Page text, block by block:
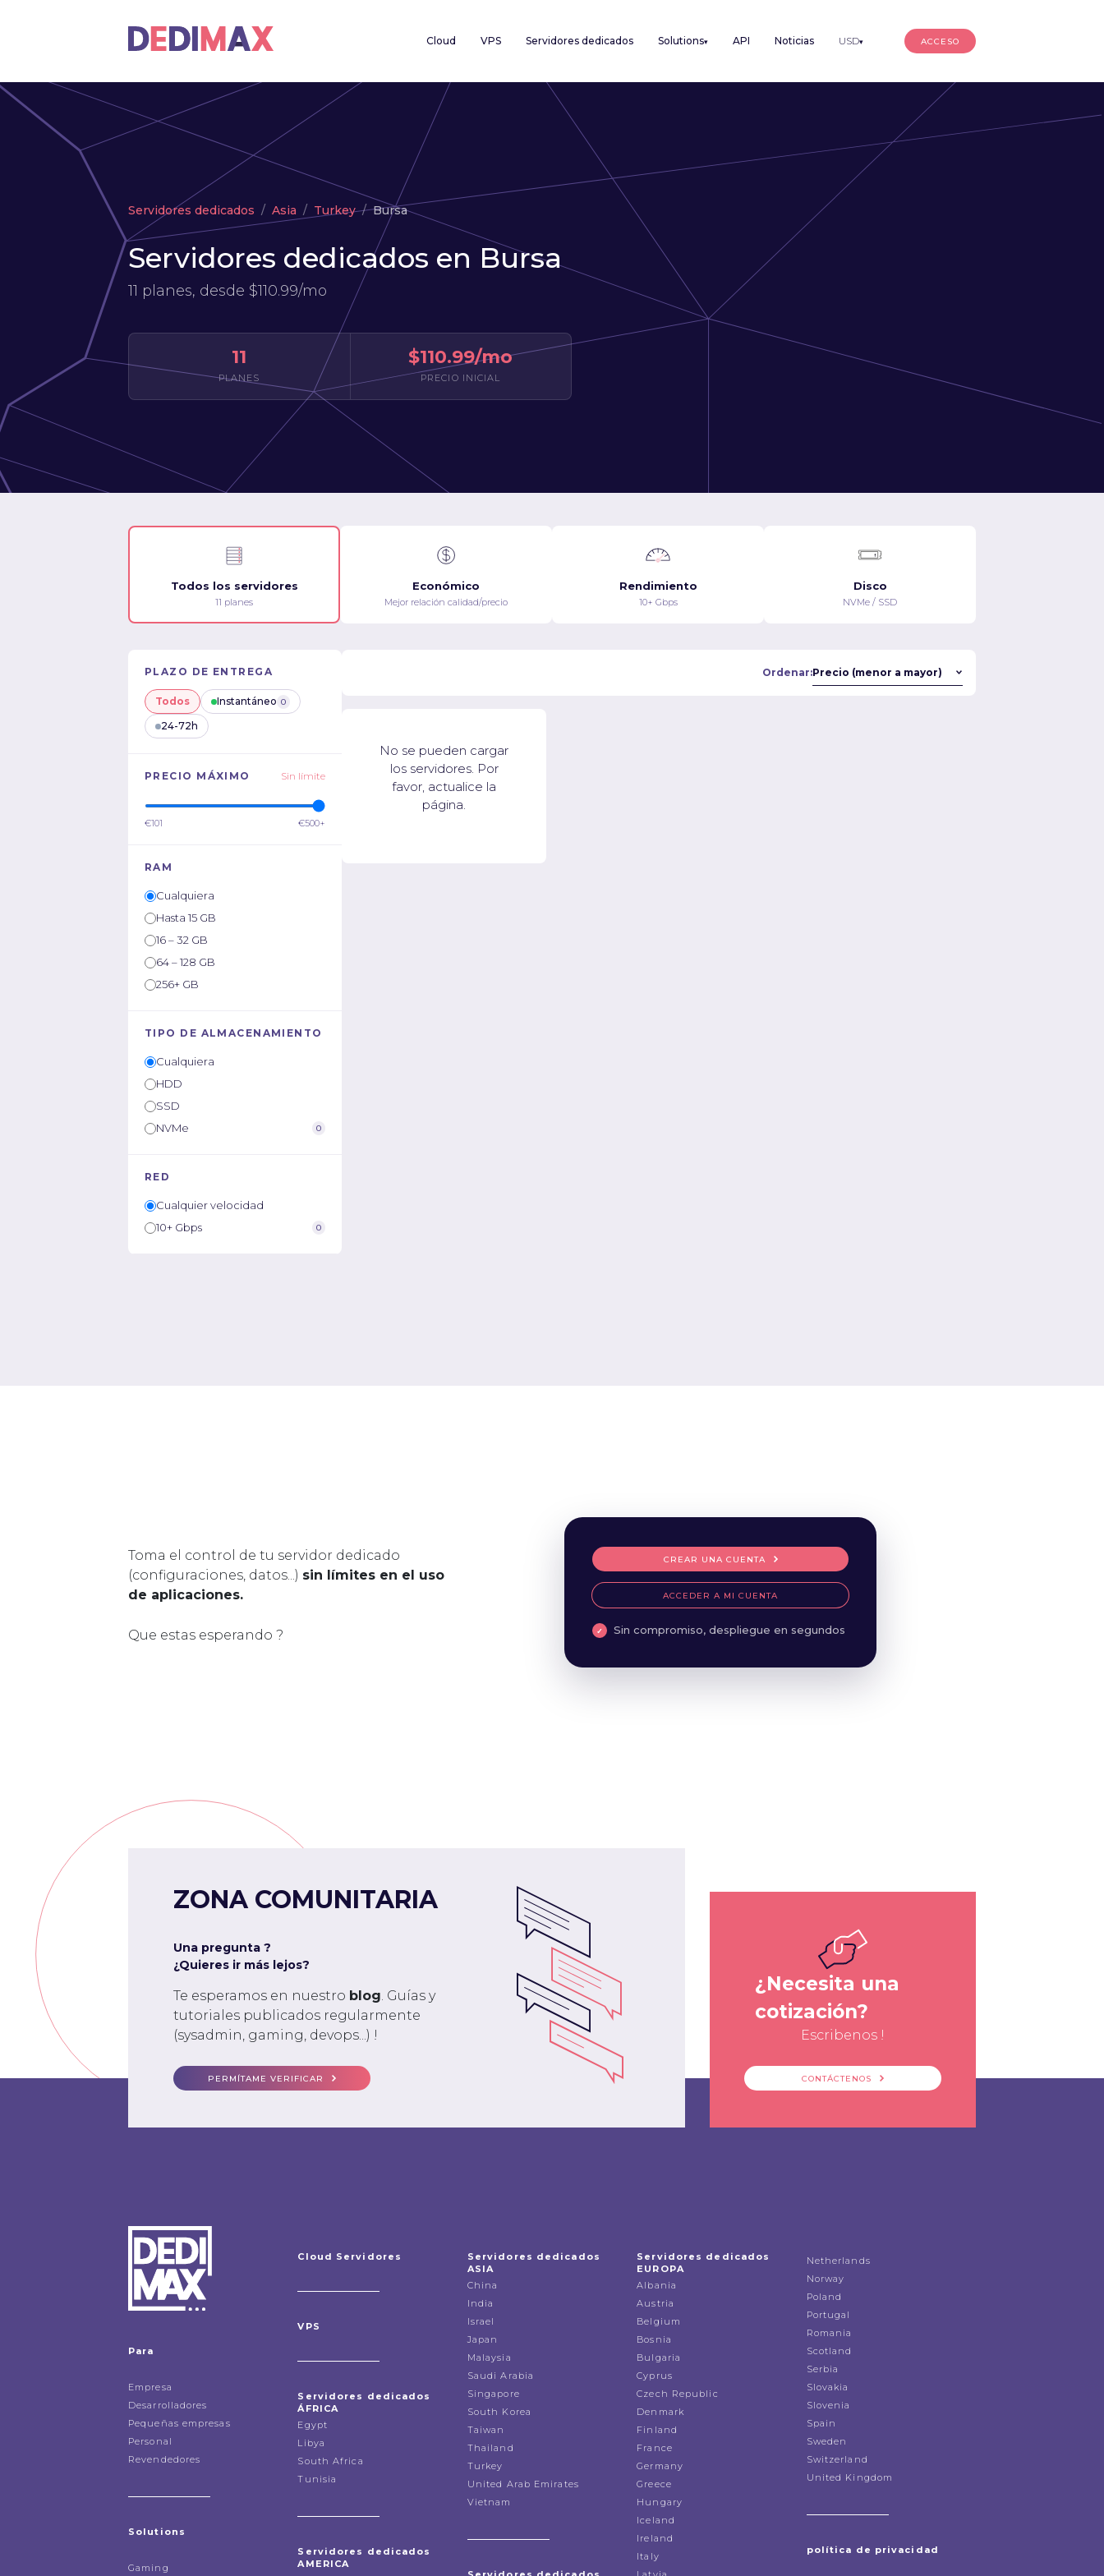
Cloud VPS Servidores dedicados Solutions▾ API Noticias USD▾ ACCESO
Servidores dedicados Asia Turkey Bursa
Servidores dedicados en Bursa
11 planes, desde $110.99/mo
11
PLANES
$110.99/mo
PRECIO INICIAL
Todos los servidores
11 planes
Económico
Mejor relación calidad/precio
Rendimiento
10+ Gbps
Disco
NVMe / SSD
PLAZO DE ENTREGA
Todos Instantáneo 0
24-72h
PRECIO MÁXIMO Sin límite
€101 €500+
RAM
Cualquiera
Hasta 15 GB
16 – 32 GB
64 – 128 GB
256+ GB
TIPO DE ALMACENAMIENTO
Cualquiera
HDD
SSD
NVMe
0
RED
Cualquier velocidad
10+ Gbps
0
Ordenar:
No se pueden cargar
los servidores. Por
favor, actualice la
página.
Toma el control de tu servidor dedicado
(configuraciones, datos...) sin límites en el uso
de aplicaciones.
Que estas esperando ?
CREAR UNA CUENTA
ACCEDER A MI CUENTA
Sin compromiso, despliegue en segundos
ZONA COMUNITARIA
Una pregunta ?
¿Quieres ir más lejos?
Te esperamos en nuestro blog. Guías y
tutoriales publicados regularmente
(sysadmin, gaming, devops...) !
PERMÍTAME VERIFICAR
¿Necesita una
cotización?
Escribenos !
CONTÁCTENOS
Para
Empresa
Desarrolladores
Pequeñas empresas
Personal
Revendedores
Solutions
Gaming
Cloud Servidores
VPS
Servidores dedicados
ÁFRICA
Egypt
Libya
South Africa
Tunisia
Servidores dedicados
AMERICA
Servidores dedicados
ASIA
China
India
Israel
Japan
Malaysia
Saudi Arabia
Singapore
South Korea
Taiwan
Thailand
Turkey
United Arab Emirates
Vietnam
Servidores dedicados
EUROPA
Albania
Austria
Belgium
Bosnia
Bulgaria
Cyprus
Czech Republic
Denmark
Finland
France
Germany
Greece
Hungary
Iceland
Ireland
Italy
Netherlands
Norway
Poland
Portugal
Romania
Scotland
Serbia
Slovakia
Slovenia
Spain
Sweden
Switzerland
United Kingdom
política de privacidad